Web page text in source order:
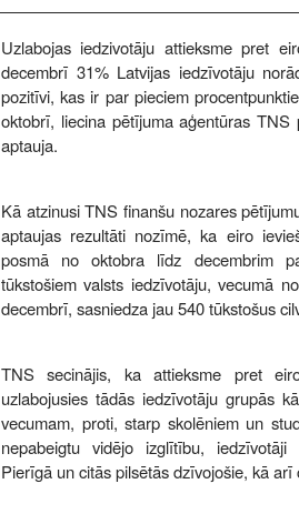
Uzlabojas iedzivotāju attieksme pret
decembrī 31% Latvijas iedzīvotāju
pozitīvi, kas ir par pieciem
oktobrī, liecina pētījuma aģentūras TNS
aptauja.
Kā atzinusi TNS finanšu nozares
aptaujas rezultāti nozīmē, ka eiro
posmā no oktobra līdz decembrim
tūkstošiem valsts iedzīvotāju, vecumā
decembrī, sasniedza jau 540 tūkstošus
TNS secinājis, ka attieksme pret
uzlabojusies tādās iedzīvotāju grupās
vecumam, proti, starp skolēniem un
nepabeigtu vidējo izglītību,
Pierīgā un citās pilsētās dzīvojošie, kā arī